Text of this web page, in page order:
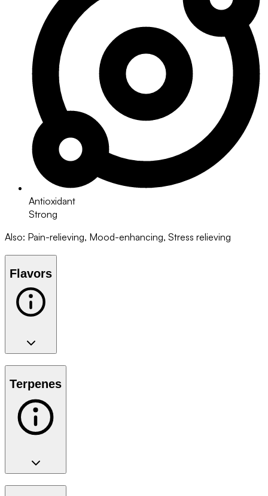
Antioxidant
Strong
Also: Pain-relieving, Mood-enhancing, Stress relieving
Flavors
Terpenes